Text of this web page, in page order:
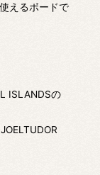
えるボードで
ISLANDSの